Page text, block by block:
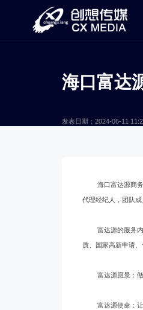
海口富达
发表日期：2024-06-11
海口富达源商
代理经纪人，团队成
富达源的服务
质、国家高新申请
富达源愿景：
富达源使命：